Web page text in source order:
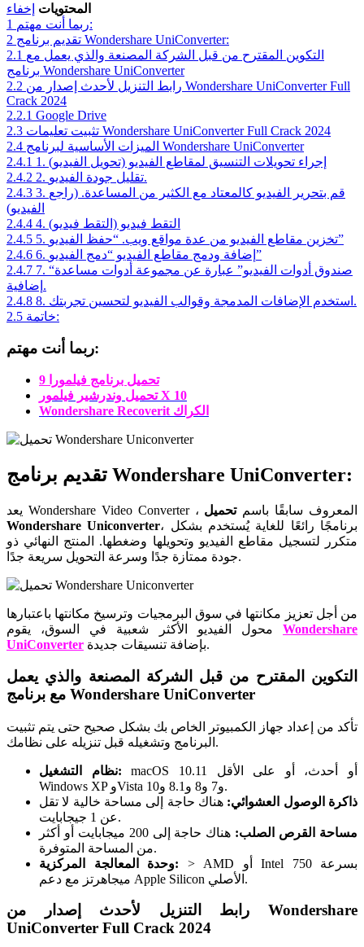
المحتويات إخفاء
1
ربما أنت مهتم:
2
تقديم برنامج Wondershare UniConverter:
2.1 التكوين المقترح من قبل الشركة المصنعة والذي يعمل مع
برنامج Wondershare UniConverter
2.2 رابط التنزيل لأحدث إصدار من Wondershare UniConverter Full
Crack 2024
2.2.1 Google Drive
2.3
تثبيت تعليمات Wondershare UniConverter Full Crack 2024
2.4
الميزات الأساسية لبرنامج Wondershare UniConverter
2.4.1
1. إجراء تحويلات التنسيق لمقاطع الفيديو (تحويل الفيديو)
2.4.2
2. تقليل جودة الفيديو.
2.4.3 3. قم بتحرير الفيديو كالمعتاد مع الكثير من المساعدة. (راجع
الفيديو)
2.4.4
4. التقط فيديو (التقط فيديو)
2.4.5
5. تخزين مقاطع الفيديو من عدة مواقع ويب. “حفظ الفيديو”
2.4.6
6. إضافة ودمج مقاطع الفيديو “دمج الفيديو”
2.4.7 7. “صندوق أدوات الفيديو” عبارة عن مجموعة أدوات مساعدة
إضافية.
2.4.8
8. استخدم الإضافات المدمجة وقوالب الفيديو لتحسين تجربتك.
2.5
خاتمة:
ربما أنت مهتم:
تحميل برنامج فيلمورا 9
تحميل وندرشير فيلمور X 10
Wondershare Recoverit الكراك
تقديم برنامج Wondershare UniConverter:
يعد Wondershare Video Converter ، المعروف سابقًا باسم تحميل
Wondershare Uniconverter، برنامجًا رائعًا للغاية يُستخدم بشكل
متكرر لتسجيل مقاطع الفيديو وتحويلها وضغطها. المنتج النهائي ذو
جودة ممتازة جدًا وسرعة التحويل سريعة جدًا.
من أجل تعزيز مكانتها في سوق البرمجيات وترسيخ مكانتها باعتبارها
محول الفيديو الأكثر شعبية في السوق، يقومWondershare
UniConverter
بإضافة تنسيقات جديدة.
التكوين المقترح من قبل الشركة المصنعة والذي يعمل
مع برنامج Wondershare UniConverter
تأكد من إعداد جهاز الكمبيوتر الخاص بك بشكل صحيح حتى يتم تثبيت
البرنامج وتشغيله قبل تنزيله على نظامك.
نظام التشغيل: macOS 10.11 أو أحدث، أو على الأقل
Windows XP وVista و7 و8 و8.1 و10.
ذاكرة الوصول العشوائي: هناك حاجة إلى مساحة خالية لا تقل
عن 1 جيجابايت.
مساحة القرص الصلب:
هناك حاجة إلى 200 ميجابايت أو أكثر
من المساحة المتوفرة.
وحدة المعالجة المركزية: > AMD أو Intel بسرعة 750
ميجاهرتز مع دعم Apple Silicon الأصلي.
رابط التنزيل لأحدث إصدار من Wondershare
UniConverter Full Crack 2024